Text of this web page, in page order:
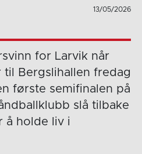
13/05/2026
for Larvik når
til Bergslihallen fredag
første semifinalen på
slå tilbake
å holde liv i